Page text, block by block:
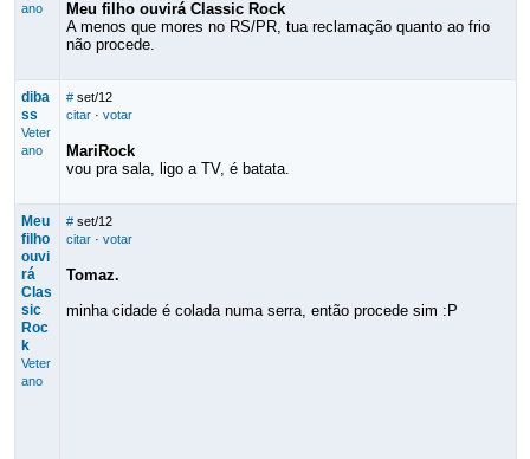
ano
Meu filho ouvirá Classic Rock
A menos que mores no RS/PR, tua reclamação quanto ao frio
não procede.
diba
ss
Veter
ano
# set/12
citar· votar
MariRock
vou pra sala, ligo a TV, é batata.
Meu
filho
ouvi
rá
Clas
sic
Roc
k
Veter
ano
# set/12
citar· votar
Tomaz.
minha cidade é colada numa serra, então procede sim :P